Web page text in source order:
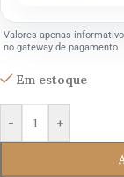
Valores apenas
no gateway de pagamento.
Em estoque
- +